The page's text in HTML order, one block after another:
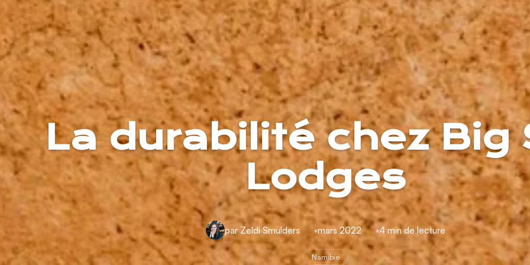
La durabilité chez Big
Lodges
par Zeldi Smulders mars 2022 4 min de lecture
Namibie